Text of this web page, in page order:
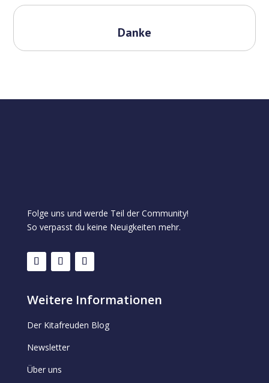
Danke
Folge uns und werde Teil der Community!
So verpasst du keine Neuigkeiten mehr.
Weitere Informationen
Der Kitafreuden Blog
Newsletter
Über uns